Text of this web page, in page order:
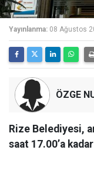
Yayınlanma: 08 Ağustos
ÖZGE
Rize Belediyesi,
saat 17.00’a